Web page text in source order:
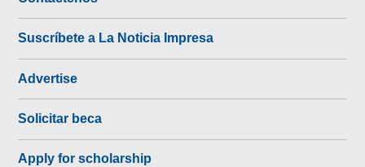
Suscríbete a La Noticia Impresa
Advertise
Solicitar beca
Apply for scholarship